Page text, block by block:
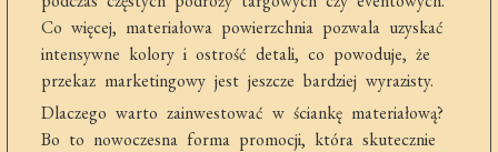
Co więcej, materiałowa powierzchnia pozwala uzyskać
intensywne kolory i ostrość detali, co powoduje, że
przekaz marketingowy jest jeszcze bardziej wyrazisty.
Dlaczego warto zainwestować w ściankę materiałową?
Bo to nowoczesna forma promocji, która skutecznie